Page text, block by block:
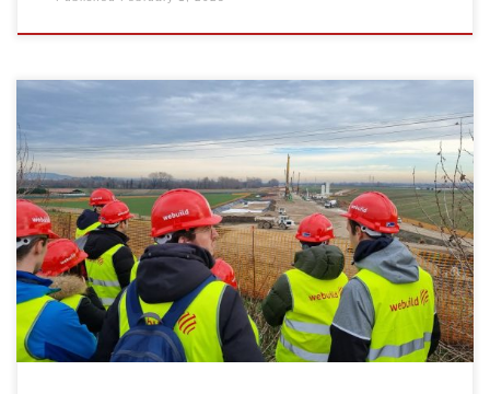
Il giorno 12 gennaio 2023 52 studenti del corso di laurea
magistrale in Ingegneria Civile dei curricula Geotecnica, Strutture e
Progettazione tecnologica e recupero edilizio hanno partecipato
alla visita didattica presso i cantieri dell’alta velocità della linea
Verona-Padova. Duranta la visita sono stati accompagnati dai
proff. Fabio Gabrieli, Francesca Ceccato, […]